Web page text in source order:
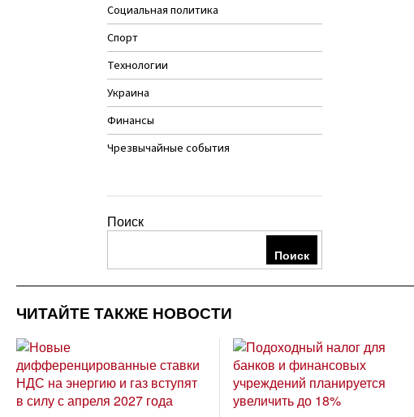
Социальная политика
Спорт
Технологии
Украина
Финансы
Чрезвычайные события
Поиск
Поиск
ЧИТАЙТЕ ТАКЖЕ НОВОСТИ